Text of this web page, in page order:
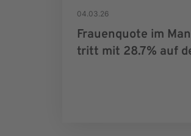
04.03.26
Frauenquote im
tritt mit 28.7% auf